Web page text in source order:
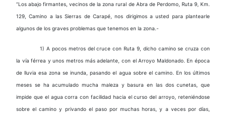
“Los abajo firmantes, vecinos de la zona rural de Abra de Perdomo, Ruta 9, Km.
129, Camino a las Sierras de Carapé, nos dirigimos a usted para plantearle
algunos de los graves problemas que tenemos en la zona.-
1) A pocos metros del cruce con Ruta 9, dicho camino se cruza con
la vía férrea y unos metros más adelante, con el Arroyo Maldonado. En época
de lluvia esa zona se inunda, pasando el agua sobre el camino. En los últimos
meses se ha acumulado mucha maleza y basura en las dos cunetas, que
impide que el agua corra con facilidad hacia el curso del arroyo, reteniéndose
sobre el camino y privando el paso por muchas horas, y a veces por días,